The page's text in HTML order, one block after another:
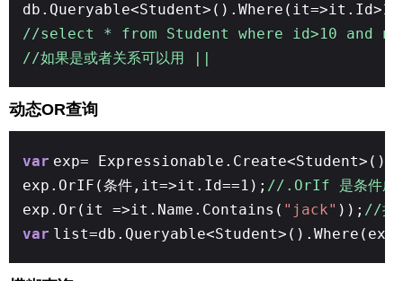
//select * from Student where id>10 and
//如果是或者关系可以用 ||
动态OR查询
var exp= Expressionable.Create<Student>();
exp.OrIF(条件,it=>it.Id==1); //.OrIf 是条件成立
exp.Or(it =>it.Name.Contains( "jack" )); //拼
var